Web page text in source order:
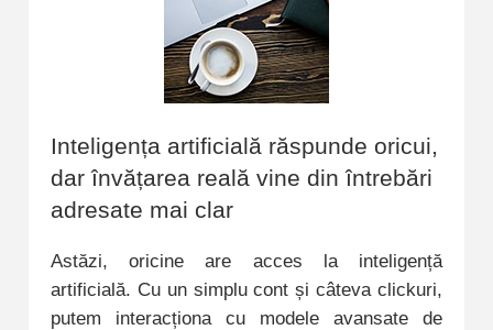
Inteligența artificială răspunde oricui,
dar învățarea reală vine din întrebări
adresate mai clar
Astăzi, oricine are acces la inteligență
artificială. Cu un simplu cont și câteva clickuri,
putem interacționa cu modele avansate de